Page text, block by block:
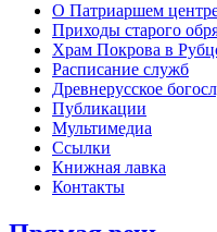
О Патриаршем
Приходы старого
Храм Покрова в
Расписание служб
Древнерусское
Публикации
Мультимедиа
Ссылки
Книжная лавка
Контакты